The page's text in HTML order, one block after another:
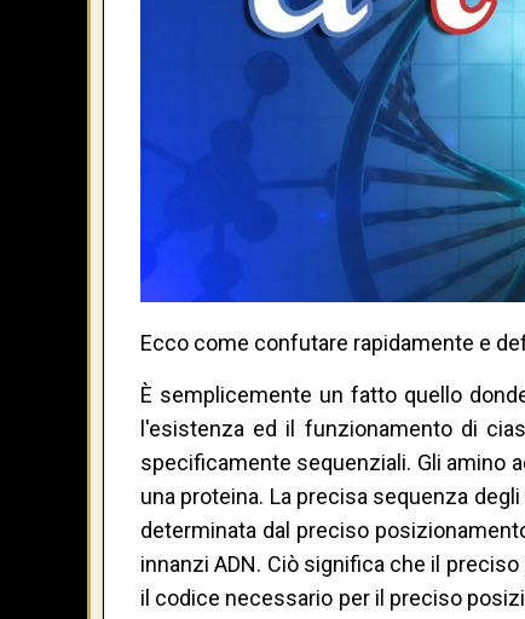
Ecco come confutare rapidamente e
È semplicemente un fatto quello
l'esistenza ed il funzionamento di
specificamente sequenziali. Gli amino
una proteina. La precisa sequenza
determinata dal preciso
innanzi ADN. Ciò significa che il
il codice necessario per il preciso